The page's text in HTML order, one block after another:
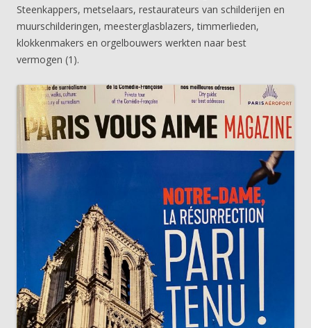
Steenkappers, metselaars, restaurateurs van schilderijen en
muurschilderingen, meesterglasblazers, timmerlieden,
klokkenmakers en orgelbouwers werkten naar best
vermogen (1).